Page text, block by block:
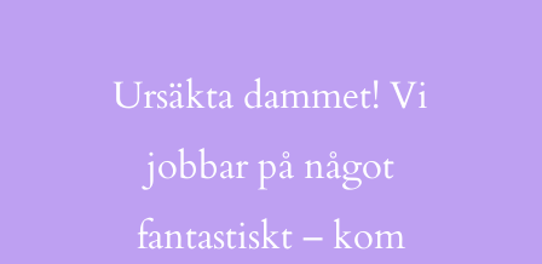
Ursäkta dammet! Vi
jobbar på något
fantastiskt – kom